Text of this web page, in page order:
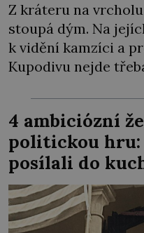
Z kráteru na
stoupá dým. Na
k vidění kamzíci a
Kupodivu nejde
1570 zde císař
slavnosti, při
spatří také živého
4 ambiciózní
politickou hru:
posílali do